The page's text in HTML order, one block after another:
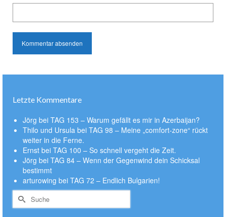
Letzte Kommentare
Jörg bei TAG 153 – Warum gefällt es mir in Azerbaijan?
Thilo und Ursula bei TAG 98 – Meine „comfort-zone“ rückt
weiter in die Ferne.
Ernst bei TAG 100 – So schnell vergeht die Zeit.
Jörg bei TAG 84 – Wenn der Gegenwind dein Schicksal
bestimmt
arturowing bei TAG 72 – Endlich Bulgarien!
Suche
nach: